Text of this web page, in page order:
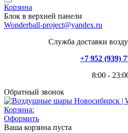
Корзина
Блок в верхней панели
Wonderball-project@yandex.ru
Служба доставки
+7 952 (939)
8:00 -
Обратный звонок
Корзина:
Оформить
Ваша корзина пуста